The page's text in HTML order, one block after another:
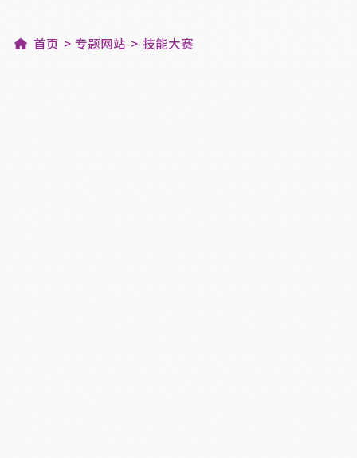
首页 专题网站 技能大赛